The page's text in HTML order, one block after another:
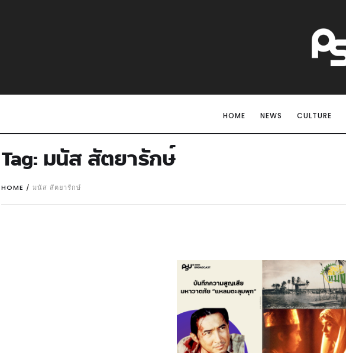
HOME NEWS CULTURE
Tag: มนัส สัตยารักษ์
HOME / มนัส สัตยารักษ์